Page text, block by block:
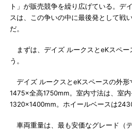
ト」が販売競争を繰り広げている。デ
スは、この争いの中に最後発として戦
だ。
まずは、デイズ ルークスとeKスペー
う。
デイズ ルークスとeKスペースの外
1475×全高1750mm。室内寸法は、室
1320×1400mm。ホイールベースは
車両重量は、最も安価なグレード（